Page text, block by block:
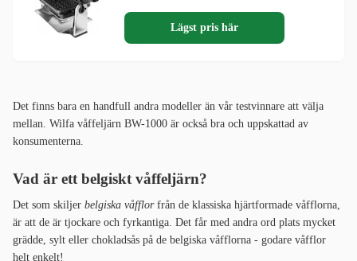
Lägst pris här
Det finns bara en handfull andra modeller än vår testvinnare att välja
mellan. Wilfa våffeljärn BW-1000 är också bra och uppskattad av
konsumenterna.
Vad är ett belgiskt våffeljärn?
Det som skiljer belgiska våfflorfrån de klassiska hjärtformade våfflorna,
är att de är tjockare och fyrkantiga. Det får med andra ord plats mycket
grädde, sylt eller chokladsås på de belgiska våfflorna - godare våfflor
helt enkelt!